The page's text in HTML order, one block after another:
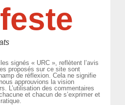
signés « URC », reflètent l’avis
proposés sur ce site sont
de réflexion. Cela ne signifie
approuvions la vision
L’utilisation des commentaires
et chacun de s’exprimer et